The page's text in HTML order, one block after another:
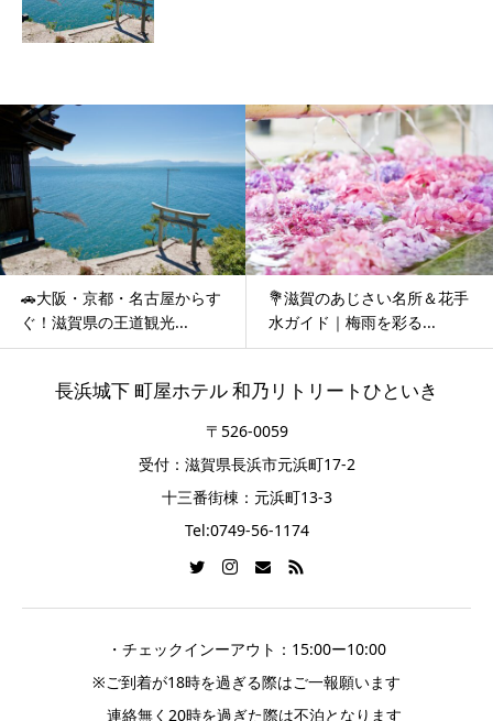
🚗大阪・京都・名古屋からす
ぐ！滋賀県の王道観光...
💐滋賀のあじさい名所＆花手
水ガイド｜梅雨を彩る...
長浜城下 町屋ホテル 和乃リトリートひといき
〒526-0059
受付：滋賀県長浜市元浜町17-2
十三番街棟：元浜町13-3
Tel:0749-56-1174
・チェックインーアウト：15:00ー10:00
※ご到着が18時を過ぎる際はご一報願います
連絡無く20時を過ぎた際は不泊となります